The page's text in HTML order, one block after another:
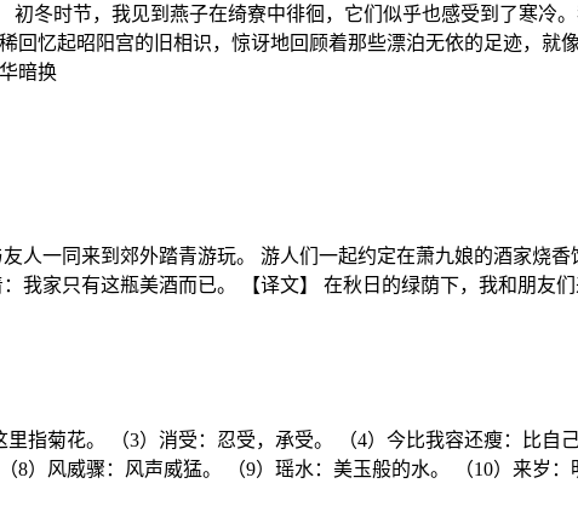
初冬时节，我见到燕子在绮寮中徘徊，它们似乎也感受到了寒冷
回忆起昭阳宫的旧相识，惊讶地回顾着那些漂泊无依的足迹，
暗换
人一同来到郊外踏青游玩。 游人们一起约定在萧九娘的酒家烧
我家只有这瓶美酒而已。 【译文】 在秋日的绿荫下，我和朋友
里指菊花。 （3）消受：忍受，承受。 （4）今比我容还瘦：比
8）风威骤：风声威猛。 （9）瑶水：美玉般的水。 （10）来岁